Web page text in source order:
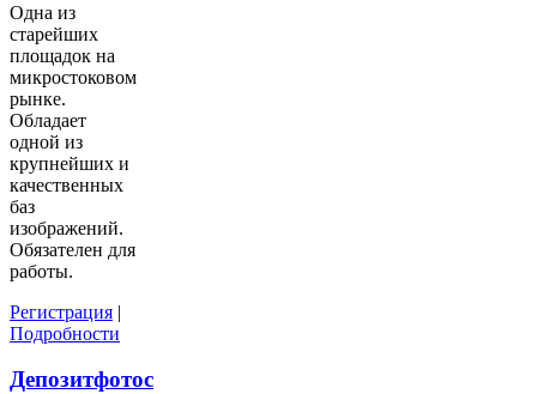
Одна из
старейших
площадок на
микростоковом
рынке.
Обладает
одной из
крупнейших и
качественных
баз
изображений.
Обязателен для
работы.
Регистрация |
Подробности
Депозитфотос